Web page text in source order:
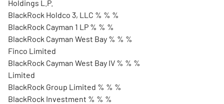
Holdings L.P.
BlackRock Holdco 3, LLC % % %
BlackRock Cayman 1 LP % % %
BlackRock Cayman West Bay % % %
Finco Limited
BlackRock Cayman West Bay IV % % %
Limited
BlackRock Group Limited % % %
BlackRock Investment % % %